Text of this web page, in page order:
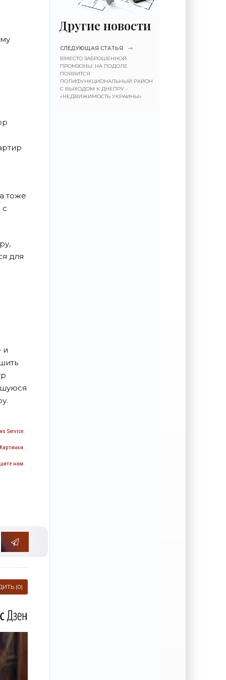
тоже
с
для
и
Service.
нам.
(0)
Другие новости
СЛЕДУЮЩАЯ СТАТЬЯ
ВМЕСТО ЗАБРОШЕННОЙ
ПРОМЗОНЫ: НА ПОДОЛЕ
ПОЯВИТСЯ
ПОЛИФУНКЦИОНАЛЬНЫЙ РАЙОН
С ВЫХОДОМ К ДНЕПРУ -
«НЕДВИЖИМОСТЬ УКРАИНЫ»